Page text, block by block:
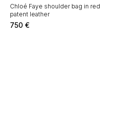
Chloé Faye shoulder bag in red
patent leather
750 €